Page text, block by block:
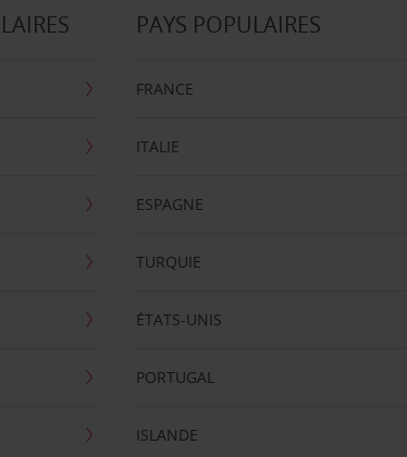
PAYS POPULAIRES
FRANCE
ITALIE
ESPAGNE
TURQUIE
ÉTATS-UNIS
PORTUGAL
ISLANDE